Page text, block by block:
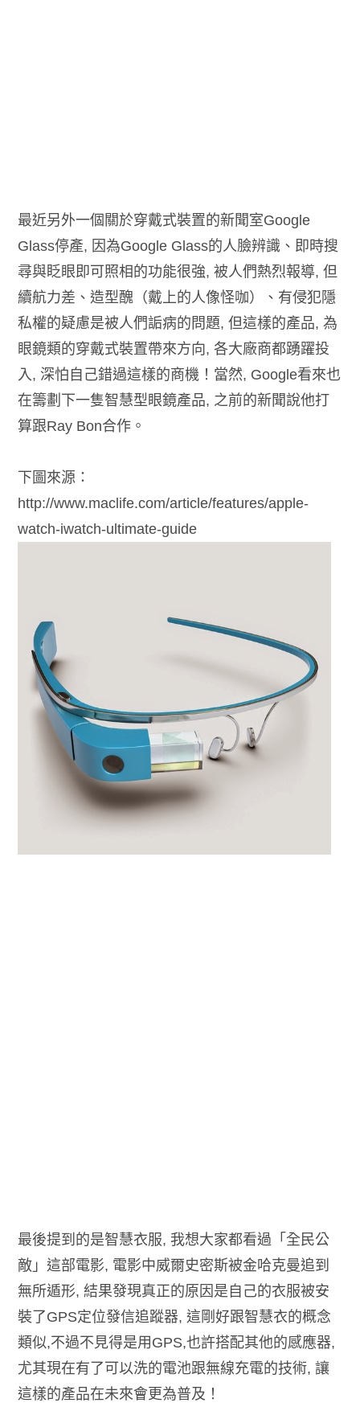
最近另外一個關於穿戴式裝置的新聞室Google
Glass停產, 因為Google Glass的人臉辨識、即時搜
尋與眨眼即可照相的功能很強, 被人們熱烈報導, 但
續航力差、造型醜（戴上的人像怪咖）、有侵犯隱
私權的疑慮是被人們詬病的問題, 但這樣的產品, 為
眼鏡類的穿戴式裝置帶來方向, 各大廠商都踴躍投
入, 深怕自己錯過這樣的商機！當然, Google看來也
在籌劃下一隻智慧型眼鏡產品, 之前的新聞說他打
算跟Ray Bon合作。
下圖來源：
http://www.maclife.com/article/features/apple-
watch-iwatch-ultimate-guide
最後提到的是智慧衣服, 我想大家都看過「全民公
敵」這部電影, 電影中威爾史密斯被金哈克曼追到
無所遁形, 結果發現真正的原因是自己的衣服被安
裝了GPS定位發信追蹤器, 這剛好跟智慧衣的概念
類似,不過不見得是用GPS,也許搭配其他的感應器,
尤其現在有了可以洗的電池跟無線充電的技術, 讓
這樣的產品在未來會更為普及！